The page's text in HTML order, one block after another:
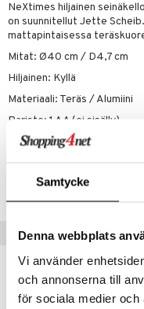
Samtycke
Denna webbplats
Vi använder
och annonserna till
för sociala medier
NeXtimes hiljainen
on suunnitellut Jette
mattapintaisessa
Mitat: Ø40 cm / D4,7 cm
Hiljainen: Kyllä
Materiaali: Teräs / Alumiini
Paristo: 1 AA (ei sisälly)
ITZ65-1-KHA